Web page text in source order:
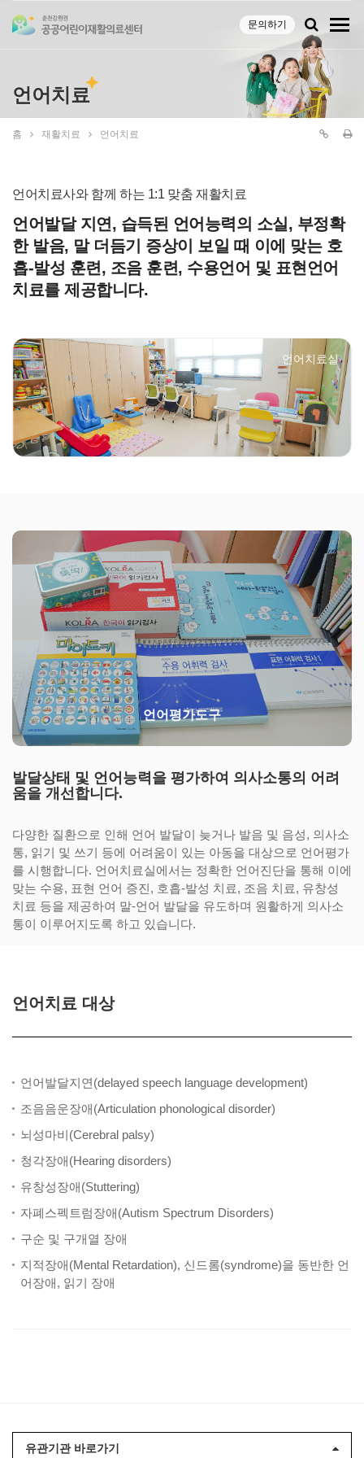
문의하기
언어치료
홈 재활치료 언어치료
언어치료사와 함께 하는 1:1 맞춤 재활치료
언어발달 지연, 습득된 언어능력의 소실, 부정확
한 발음, 말 더듬기 증상이 보일 때 이에 맞는 호
흡-발성 훈련, 조음 훈련, 수용언어 및 표현언어
치료를 제공합니다.
언어치료실
언어평가도구
발달상태 및 언어능력을 평가하여 의사소통의 어려
움을 개선합니다.
다양한 질환으로 인해 언어 발달이 늦거나 발음 및 음성, 의사소
통, 읽기 및 쓰기 등에 어려움이 있는 아동을 대상으로 언어평가
를 시행합니다. 언어치료실에서는 정확한 언어진단을 통해 이에
맞는 수용, 표현 언어 증진, 호흡-발성 치료, 조음 치료, 유창성
치료 등을 제공하여 말-언어 발달을 유도하며 원활하게 의사소
통이 이루어지도록 하고 있습니다.
언어치료 대상
언어발달지연(delayed speech language development)
조음음운장애(Articulation phonological disorder)
뇌성마비(Cerebral palsy)
청각장애(Hearing disorders)
유창성장애(Stuttering)
자폐스펙트럼장애(Autism Spectrum Disorders)
구순 및 구개열 장애
지적장애(Mental Retardation), 신드롬(syndrome)을 동반한 언
어장애, 읽기 장애
유관기관 바로가기